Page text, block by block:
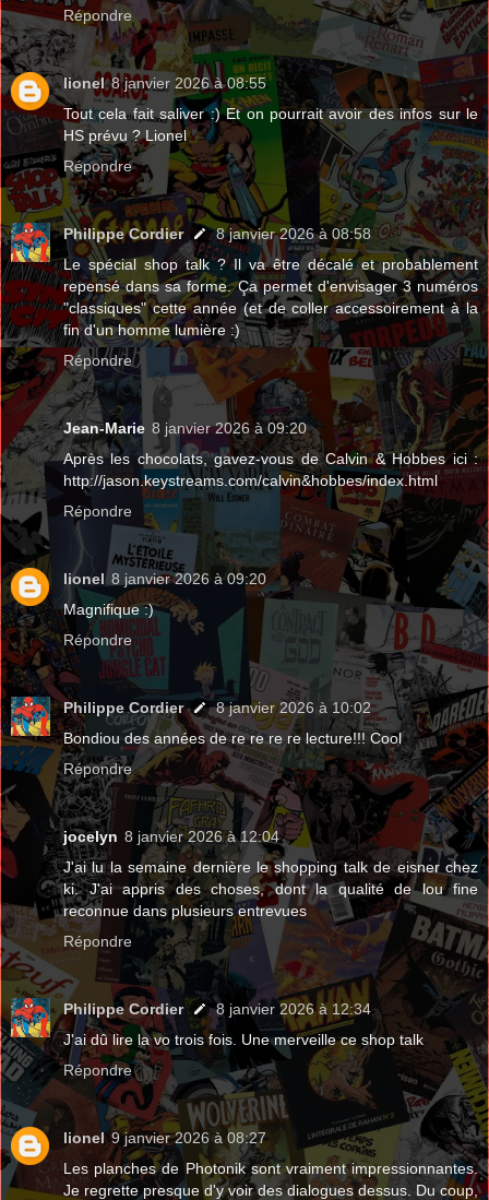
Répondre
lionel 8 janvier 2026 à 08:55
Tout cela fait saliver :) Et on pourrait avoir des infos sur le
HS prévu ? Lionel
Répondre
Philippe Cordier
8 janvier 2026 à 08:58
Le spécial shop talk ? Il va être décalé et probablement
repensé dans sa forme. Ça permet d'envisager 3 numéros
"classiques" cette année (et de coller accessoirement à la
fin d'un homme lumière :)
Répondre
Jean-Marie 8 janvier 2026 à 09:20
Après les chocolats, gavez-vous de Calvin & Hobbes ici :
http://jason.keystreams.com/calvin&hobbes/index.html
Répondre
lionel 8 janvier 2026 à 09:20
Magnifique :)
Répondre
Philippe Cordier
8 janvier 2026 à 10:02
Bondiou des années de re re re re lecture!!! Cool
Répondre
jocelyn 8 janvier 2026 à 12:04
J'ai lu la semaine dernière le shopping talk de eisner chez
ki. J'ai appris des choses, dont la qualité de lou fine
reconnue dans plusieurs entrevues
Répondre
Philippe Cordier
8 janvier 2026 à 12:34
J'ai dû lire la vo trois fois. Une merveille ce shop talk
Répondre
lionel 9 janvier 2026 à 08:27
Les planches de Photonik sont vraiment impressionnantes.
Je regrette presque d'y voir des dialogues dessus. Du coup,